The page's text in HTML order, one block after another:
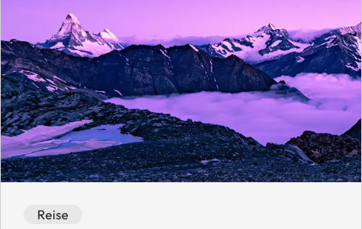
Reise
Event category: Reise
Event availability: Available